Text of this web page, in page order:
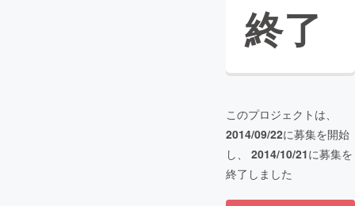
終了
このプロジェクトは、
2014/09/22に募集を開始
し、 2014/10/21に募集を
終了しました